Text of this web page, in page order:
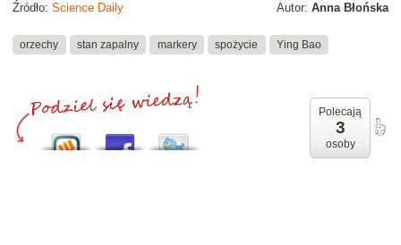
Autor: Anna Błońska
Źródło: Science Daily
orzechy stan zapalny markery spożycie Ying Bao
Polecają
3
osoby